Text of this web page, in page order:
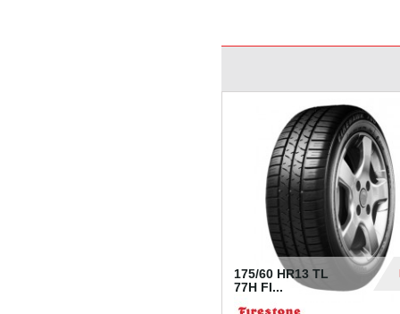
175/60 HR13 TL
77H FI...